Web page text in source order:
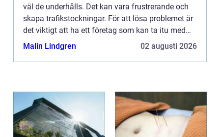
väl de underhålls. Det kan vara frustrerande och
skapa trafikstockningar. För att lösa problemet är
det viktigt att ha ett företag som kan ta itu med
s&arin...
Malin Lindgren 02 augusti 2026